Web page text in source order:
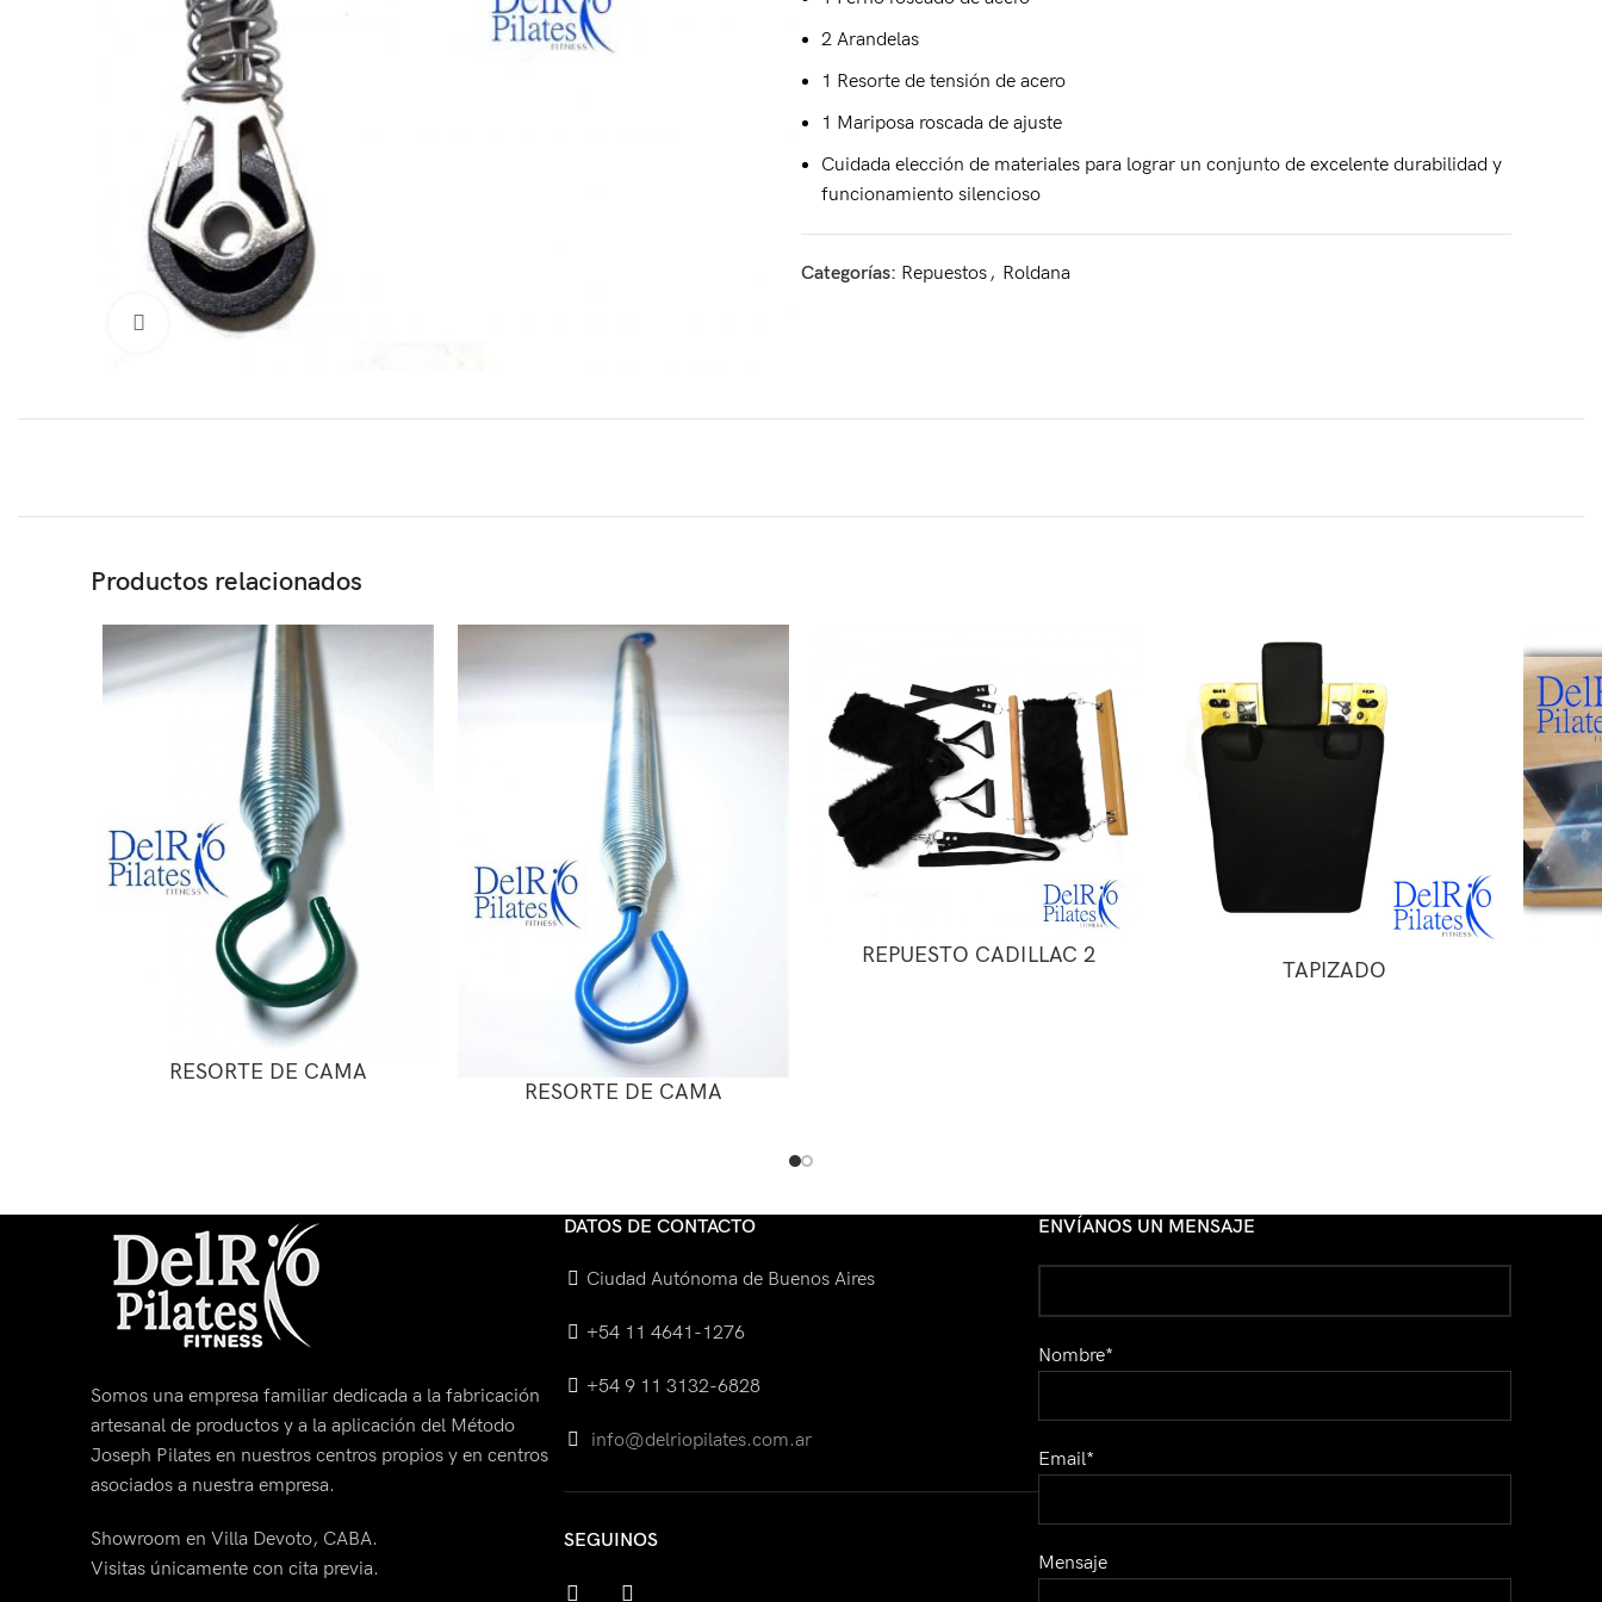
Click para agrandar
2 Arandelas
1 Resorte de tensión de acero
1 Mariposa roscada de ajuste
Cuidada elección de materiales para lograr un conjunto de excelente durabilidad y
funcionamiento silencioso
Categorías: Repuestos, Roldana
Productos relacionados
RESORTE DE CAMA
RESORTE DE CAMA
REPUESTO CADILLAC 2
TAPIZADO
Somos una empresa familiar dedicada a la fabricación
artesanal de productos y a la aplicación del Método
Joseph Pilates en nuestros centros propios y en centros
asociados a nuestra empresa.
Showroom en Villa Devoto, CABA.
Visitas únicamente con cita previa.
DATOS DE CONTACTO
Ciudad Autónoma de Buenos Aires
+54 11 4641-1276
+54 9 11 3132-6828
info@delriopilates.com.ar
SEGUINOS
facebookinstagram
ENVÍANOS UN MENSAJE
Nombre*
Email*
Mensaje